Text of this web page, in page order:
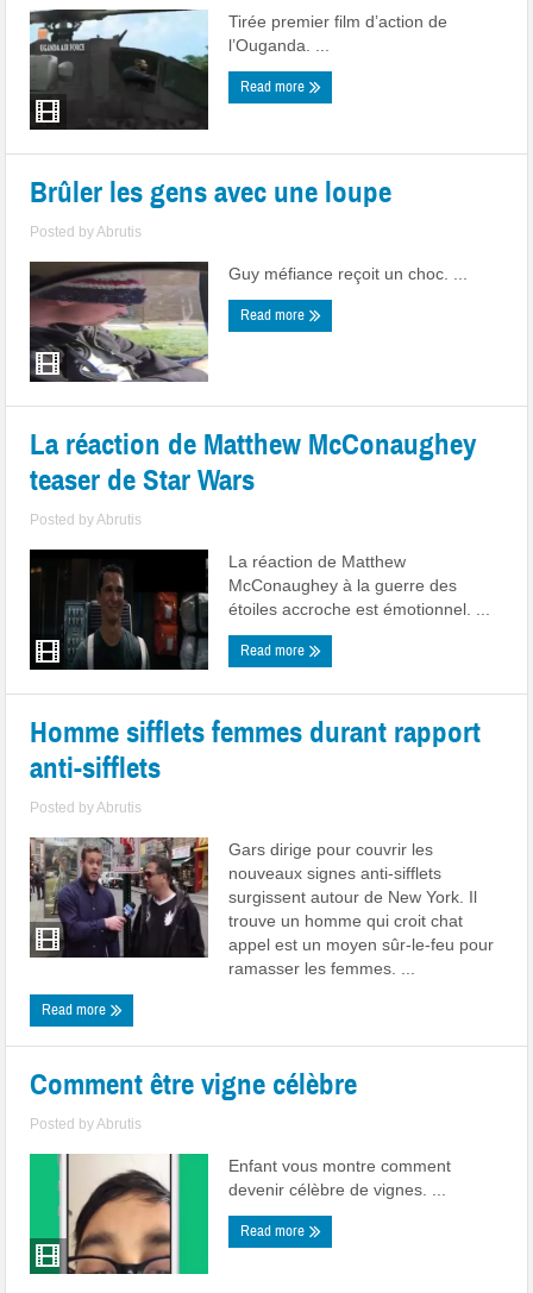
Tirée premier film d’action de
l’Ouganda. ...
Read more
Brûler les gens avec une loupe
Posted byAbrutis
Guy méfiance reçoit un choc. ...
Read more
La réaction de Matthew McConaughey
teaser de Star Wars
Posted byAbrutis
La réaction de Matthew
McConaughey à la guerre des
étoiles accroche est émotionnel. ...
Read more
Homme sifflets femmes durant rapport
anti-sifflets
Posted byAbrutis
Gars dirige pour couvrir les
nouveaux signes anti-sifflets
surgissent autour de New York. Il
trouve un homme qui croit chat
appel est un moyen sûr-le-feu pour
ramasser les femmes. ...
Read more
Comment être vigne célèbre
Posted byAbrutis
Enfant vous montre comment
devenir célèbre de vignes. ...
Read more